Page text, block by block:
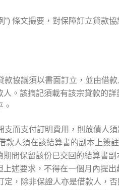
條文撮要，對保障訂立貸款
協議須以書面訂立，並由借
。該摘記須載有該宗貸款的
而支付訂明費用，則放債人
款人須在該結算書的副本上簽
間保留該份已交回的結算書
述要求，不得在一個月內提
，除非保證人亦是借款人，